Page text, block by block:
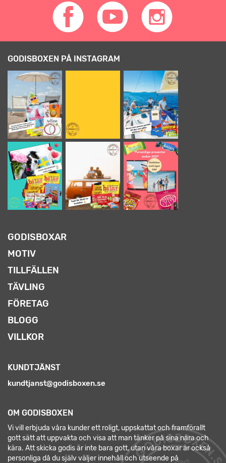
GODISBOXEN PÅ INSTAGRAM
GODISBOXAR
MOTIV
TILLFÄLLEN
TÄVLING
FÖRETAG
BLOGG
VILLKOR
KUNDTJÄNST
kundtjanst@godisboxen.se
OM GODISBOXEN
Vi vill erbjuda våra kunder ett roligt, uppskattat och framförallt
gott sätt att uppvakta och visa att man tänker på sina nära och
kära. Att skicka godis är inte bara gott, utan våra boxar är också
personliga då du själv väljer innehåll och utseende på